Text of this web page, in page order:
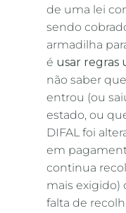
de uma lei
sendo
armadilha
é usar regras
não saber
entrou (ou
estado, ou
DIFAL foi
em
continua
mais exigido)
falta de